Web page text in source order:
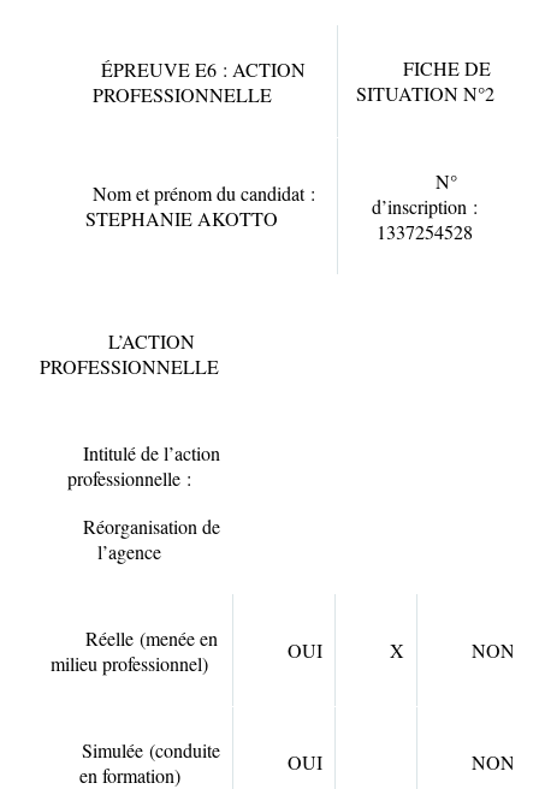
ÉPREUVE E6 : ACTION
PROFESSIONNELLE
FICHE DE
SITUATION N°2
Nom et prénom du candidat :
STEPHANIE AKOTTO
N°
d’inscription :
1337254528
L’ACTION
PROFESSIONNELLE
Intitulé de l’action
professionnelle :
Réorganisation de
l’agence
Réelle(menée en
milieu professionnel)
OUI X NON
Simulée (conduite
en formation)
OUI NON